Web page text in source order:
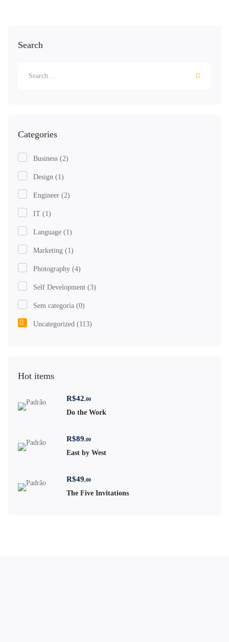
Search
Categories
Business (2)
Design (1)
Engineer (2)
IT (1)
Language (1)
Marketing (1)
Photography (4)
Self Development (3)
Sem categoria (0)
Uncategorized (113)
Hot items
R$42,00
Do the Work
R$89,00
East by West
R$49,00
The Five Invitations